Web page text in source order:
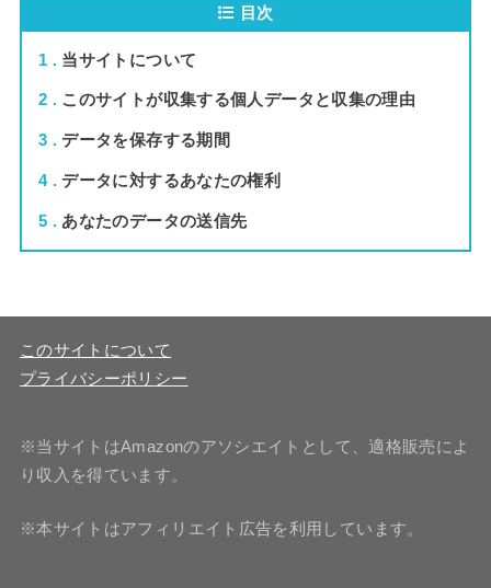
目次
1 当サイトについて
2 このサイトが収集する個人データと収集の理由
3 データを保存する期間
4 データに対するあなたの権利
5 あなたのデータの送信先
このサイトについて
プライバシーポリシー
※当サイトはAmazonのアソシエイトとして、適格販売によ
り収入を得ています。
※本サイトはアフィリエイト広告を利用しています。